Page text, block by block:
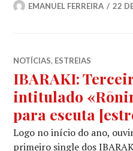
EMANUEL FERREIRA 22
NOTÍCIAS, ESTREIAS
IBARAKI:
intitulado
para escuta
Logo no início do ano,
primeiro single dos